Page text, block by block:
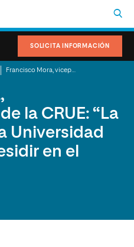
SOLICITA INFORMACIÓN
la CRUE: “La
Universidad
en el